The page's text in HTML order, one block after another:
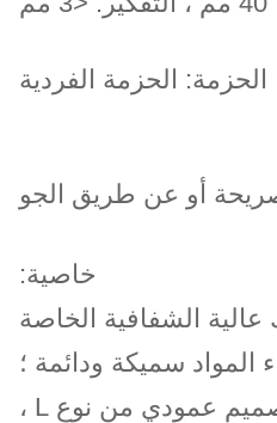
الحزمة: الحزمة الفردية
أو عن طريق الجو
خاصية:
عالية الشفافية الخاصة
المواد سميكة ودائمة ؛
2. نوع عمودي ، تصميم عمودي من نوع L ،